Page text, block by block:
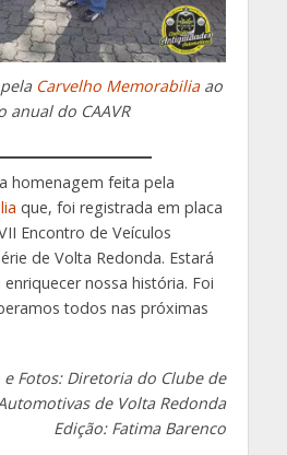
Carvelho Memorabilia ao
anual do CAAVR
homenagem feita pela
que, foi registrada em placa
Encontro de Veículos
de Volta Redonda. Estará
nossa história. Foi
todos nas próximas
e Fotos: Diretoria do Clube de
de Volta Redonda
Edição: Fatima Barenco